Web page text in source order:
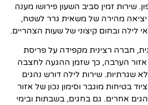
שירות זמין סביב השעון פירושו מענה
יציאה מהירה של משאית גרר לשטח,
לילה ובחום קיצוני של שעות הצהריים.
חברה רצינית מקפידה על פריסת
הערבה, כך שזמן ההגעה לחצבה
שגרתיות. שירות לילה דורש נהגים
בטיחות מוגבר וסימון נכון של אזור
אחרים. גם בחגים, בשבתות ובימי